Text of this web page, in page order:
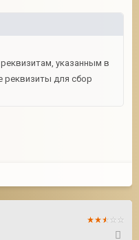
указанным в
реквизиты для сбор